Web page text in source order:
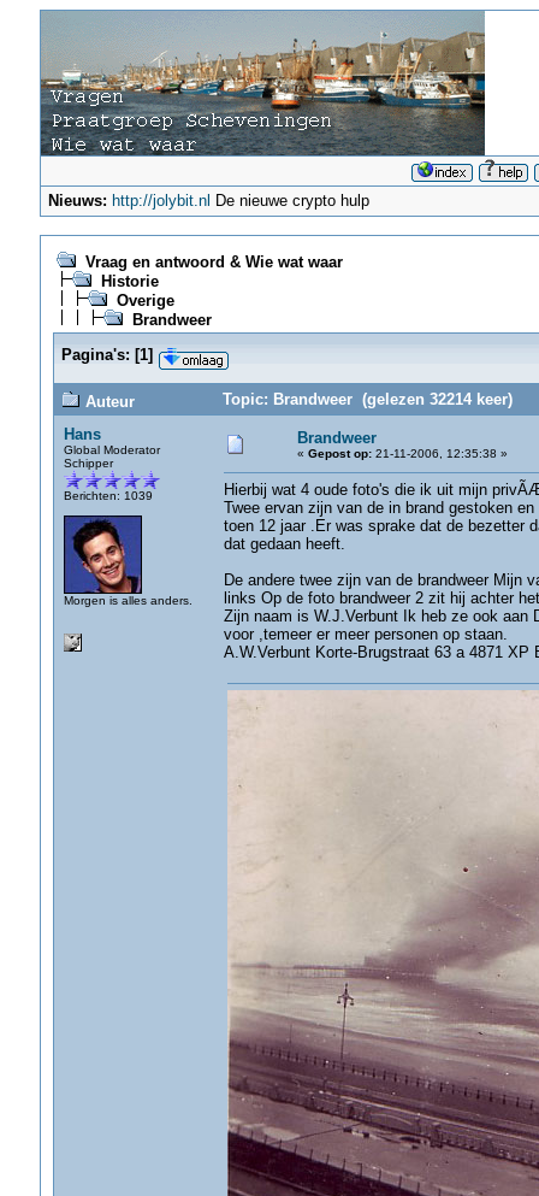
Nieuws: http://jolybit.nl De nieuwe crypto hulp
Vraag en antwoord & Wie wat waar
Historie
Overige
Brandweer
Pagina's: [1]
Auteur
Topic: Brandweer (gelezen 32214 keer)
Hans
Global Moderator
Schipper
Berichten: 1039
Morgen is alles anders.
Brandweer
« Gepost op:21-11-2006, 12:35:38 »
Hierbij wat 4 oude foto's die ik uit mijn
Twee ervan zijn van de in brand gestoken
toen 12 jaar .Er was sprake dat de bezetter
dat gedaan heeft.
De andere twee zijn van de brandweer Mijn
links Op de foto brandweer 2 zit hij achter
Zijn naam is W.J.Verbunt Ik heb ze ook aan
voor ,temeer er meer personen op staan.
A.W.Verbunt Korte-Brugstraat 63 a 4871 XP